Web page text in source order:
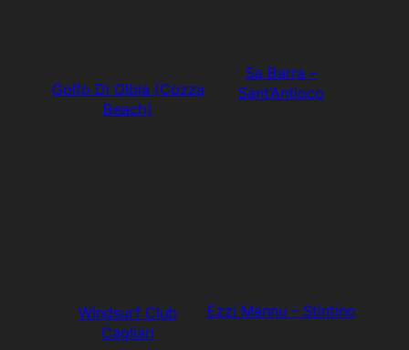
Golfo Di Olbia (Cozza
Beach)
Sa Barra –
Sant’Antioco
Windsurf Club
Cagliari
Ezzi Mannu – Stintino